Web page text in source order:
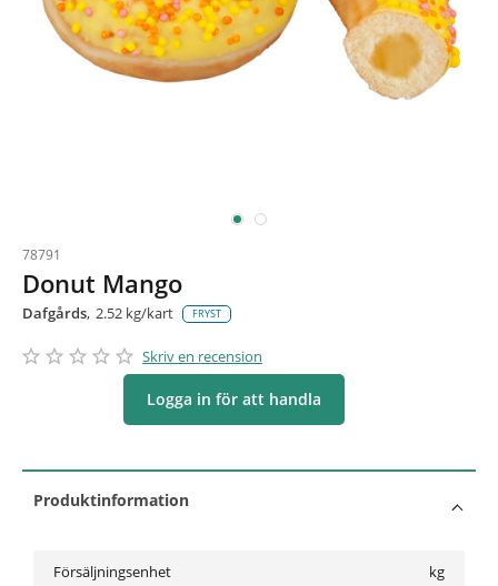
78791
Donut Mango
Dafgårds 2.52 kg/kart FRYST
star_border star_border star_border star_border star_border
star star star star star Skriv en recension
Logga in för att handla
Produktinformation
Försäljningsenhet kg